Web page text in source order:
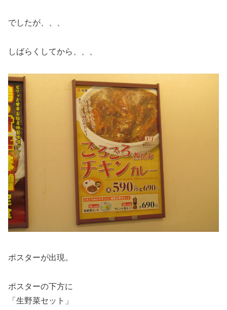
でしたが、、、
しばらくしてから、、、
ポスターが出現。
ポスターの下方に
「生野菜セット」